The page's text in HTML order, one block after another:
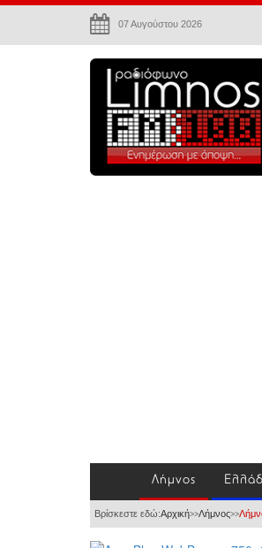
07 Αυγούστου 2026
Λήμνος
Βρίσκεστε εδώ:Αρχική>>Λήμνος>>